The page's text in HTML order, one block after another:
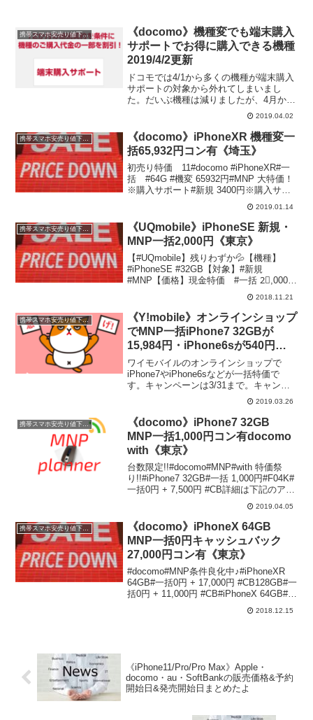
携帯スマホ安売り値下げ情報
《docomo》機種変でも端末購入
サポートでお得に購入できる機種
2019/4/2更新
ドコモでは4/1から多くの機種が端末購入
サポートの対象から外れてしまいまし
た。だいぶ機種は減りましたが、4月から
も機種変更で端末購入サポート対象の機
種を紹介していきましょう。端末購入サ
ポートとは？規定利用期間（購入日もし
くは開通日の翌月1日...
2019.04.02
《docomo》iPhoneXR 機種変一
括65,932円コン有《埼玉》
初売り特価 11#docomo #iPhoneXR#一
括 #64G #機変 65932円#MNP 大特価！
※購入サポート#新規 3400円※購入サポ
ート#docomoオプション#シェア10GB以
上#コンテンツ#まとめて割 048-788-1...
2019.01.14
携帯スマホ安売り値下げ情報
《UQmobile》iPhoneSE 新規・
MNP一括2,000円《東京》
【#UQmobile】残りわずか💦【機種】
#iPhoneSE #32GB【対象】#新規
#MNP【価格】現金特価 #一括 2⃣,000円
【条件】Mプラン (翌月まで)事務手数料
指定オプション無しマンスリー割 適用詳
しくは⬇#テルル #仙川 ...
2018.11.21
携帯スマホ安売り値下げ情報
《Y!mobile》オンラインショップ
でMNP一括iPhone7 32GBが
15,984円・iPhone6sが540円
等、スマホ決算祭り開催中。3/31
まで
ワイモバイルのオンラインショップで
iPhone7やiPhone6sなどが一括特価で
す。キャンペーンは3/31まで。キャンペ
ーン適用条件は、キャンペーン期間内
に、以下でお申し込みいただくことで一
括購入特典が適用されます。対象機種：
iPhone...
2019.03.26
携帯スマホ安売り値下げ情報
《docomo》iPhone7 32GB
MNP一括1,000円コン有docomo
with《東京》
台数限定!!#docomo#MNP#with 特価祭
り!!#iPhone7 32GB#一括 1,000円#F04K#
一括0円 + 7,500円 #CB詳細は下記のアメ
ブロをご確認ください！ #テルル #国分寺
2019.04.05
携帯スマホ安売り値下げ情報
《docomo》iPhoneX 64GB
MNP一括0円キャッシュバック
27,000円コン有《東京》
#docomo#MNP条件良化中♪#iPhoneXR
64GB#一括0円 + 17,000円 #CB128GB#一
括0円 + 11,000円 #CB#iPhoneX 64GB#一
括 0円 + 27,000円 #CB#iPhone8 64GB...
2018.12.15
《iPhone11/Pro/Pro Max》Apple・
docomo・au・SoftBankの販売価格&予約
開始日&発売開始日まとめたよ